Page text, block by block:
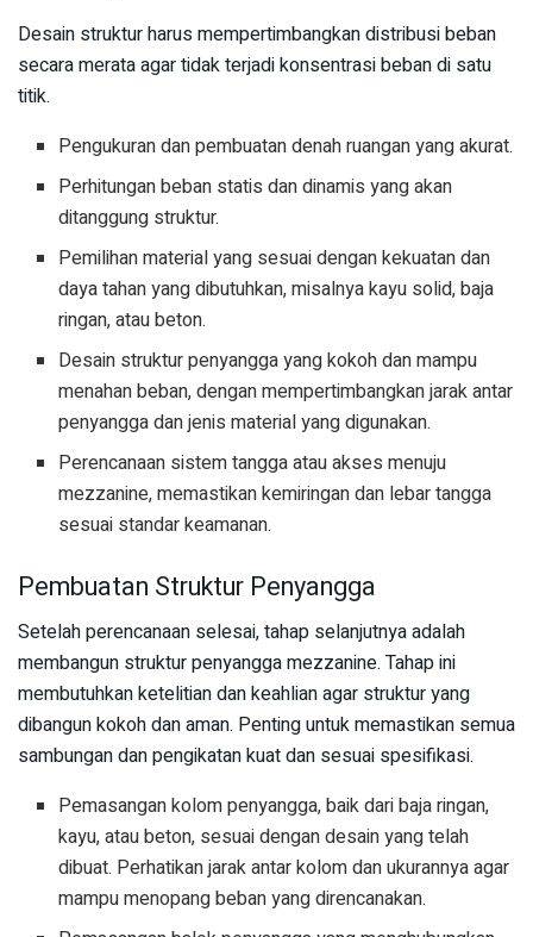
Desain struktur harus mempertimbangkan distribusi beban
secara merata agar tidak terjadi konsentrasi beban di satu
titik.
Pengukuran dan pembuatan denah ruangan yang akurat.
Perhitungan beban statis dan dinamis yang akan
ditanggung struktur.
Pemilihan material yang sesuai dengan kekuatan dan
daya tahan yang dibutuhkan, misalnya kayu solid, baja
ringan, atau beton.
Desain struktur penyangga yang kokoh dan mampu
menahan beban, dengan mempertimbangkan jarak antar
penyangga dan jenis material yang digunakan.
Perencanaan sistem tangga atau akses menuju
mezzanine, memastikan kemiringan dan lebar tangga
sesuai standar keamanan.
Pembuatan Struktur Penyangga
Setelah perencanaan selesai, tahap selanjutnya adalah
membangun struktur penyangga mezzanine. Tahap ini
membutuhkan ketelitian dan keahlian agar struktur yang
dibangun kokoh dan aman. Penting untuk memastikan semua
sambungan dan pengikatan kuat dan sesuai spesifikasi.
Pemasangan kolom penyangga, baik dari baja ringan,
kayu, atau beton, sesuai dengan desain yang telah
dibuat. Perhatikan jarak antar kolom dan ukurannya agar
mampu menopang beban yang direncanakan.